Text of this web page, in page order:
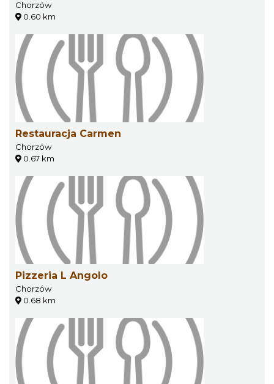
Chorzów
0.60 km
Restauracja Carmen
Chorzów
0.67 km
Pizzeria L Angolo
Chorzów
0.68 km